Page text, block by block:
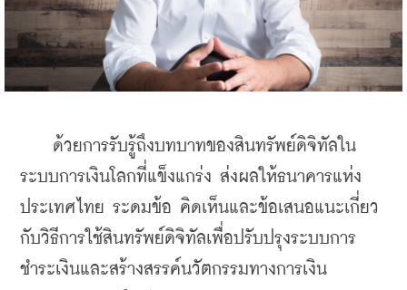
ด้วยการรับรู้ถึงบทบาทของสินทรัพย์ดิจิทัลใน
ระบบการเงินโลกที่แข็งแกร่ง ส่งผลให้ธนาคารแห่ง
ประเทศไทย ระดมข้อ คิดเห็นและข้อเสนอแนะเกี่ยว
กับวิธีการใช้สินทรัพย์ดิจิทัลเพื่อปรับปรุงระบบการ
ชำระเงินและสร้างสรรค์นวัตกรรมทางการเงิน